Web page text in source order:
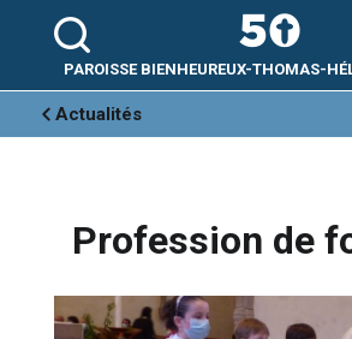
personnels
PAROISSE BIENHEUREUX-THOMAS-
Actualités
Profession de